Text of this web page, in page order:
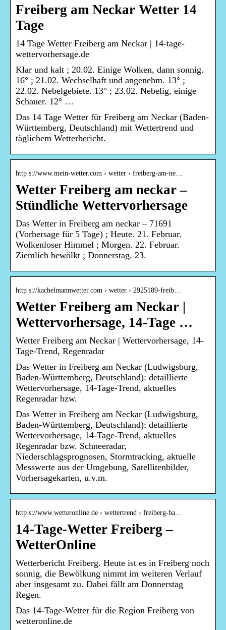
Freiberg am Neckar Wetter 14
Tage
14 Tage Wetter Freiberg am Neckar | 14-tage-
wettervorhersage.de
Klar und kalt ; 20.02. Einige Wolken, dann sonnig.
16° ; 21.02. Wechselhaft und angenehm. 13° ;
22.02. Nebelgebiete. 13° ; 23.02. Nebelig, einige
Schauer. 12° …
Das 14 Tage Wetter für Freiberg am Neckar (Baden-
Württemberg, Deutschland) mit Wettertrend und
täglichem Wetterbericht.
http s://www.mein-wetter.com › wetter › freiberg-am-ne…
Wetter Freiberg am neckar –
Stündliche Wettervorhersage
Das Wetter in Freiberg am neckar – 71691
(Vorhersage für 5 Tage) ; Heute. 21. Februar.
Wolkenloser Himmel ; Morgen. 22. Februar.
Ziemlich bewölkt ; Donnerstag. 23.
http s://kachelmannwetter.com › wetter › 2925189-freib…
Wetter Freiberg am Neckar |
Wettervorhersage, 14-Tage …
Wetter Freiberg am Neckar | Wettervorhersage, 14-
Tage-Trend, Regenradar
Das Wetter in Freiberg am Neckar (Ludwigsburg,
Baden-Württemberg, Deutschland): detaillierte
Wettervorhersage, 14-Tage-Trend, aktuelles
Regenradar bzw.
Das Wetter in Freiberg am Neckar (Ludwigsburg,
Baden-Württemberg, Deutschland): detaillierte
Wettervorhersage, 14-Tage-Trend, aktuelles
Regenradar bzw. Schneeradar,
Niederschlagsprognosen, Stormtracking, aktuelle
Messwerte aus der Umgebung, Satellitenbilder,
Vorhersagekarten, u.v.m.
http s://www.wetteronline.de › wettertrend › freiberg-ba…
14-Tage-Wetter Freiberg –
WetterOnline
Wetterbericht Freiberg. Heute ist es in Freiberg noch
sonnig, die Bewölkung nimmt im weiteren Verlauf
aber insgesamt zu. Dabei fällt am Donnerstag
Regen.
Das 14-Tage-Wetter für die Region Freiberg von
wetteronline.de